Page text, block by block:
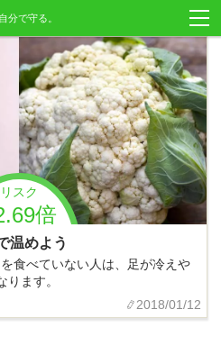
リスク
倍
温めよう
食べていない人は、足が冷えや
ります。
2018/01/12
分で守る。